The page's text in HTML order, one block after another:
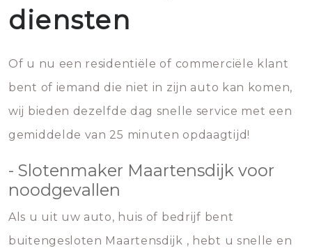
diensten
Of u nu een residentiële of commerciële klant
bent of iemand die niet in zijn auto kan komen,
wij bieden dezelfde dag snelle service met een
gemiddelde van 25 minuten opdaagtijd!
- Slotenmaker Maartensdijk voor
noodgevallen
Als u uit uw auto, huis of bedrijf bent
buitengesloten Maartensdijk , hebt u snelle en